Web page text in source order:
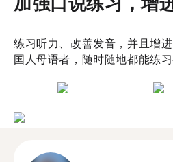
练习听力、改善发音，并且增
国人母语者，随时随地都能练习